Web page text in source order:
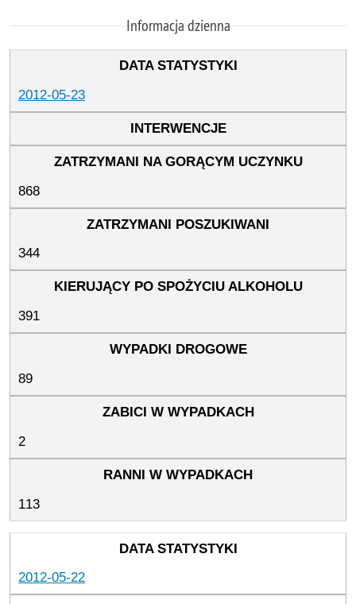
Informacja dzienna
2012-05-23
868
344
391
89
2
113
2012-05-22